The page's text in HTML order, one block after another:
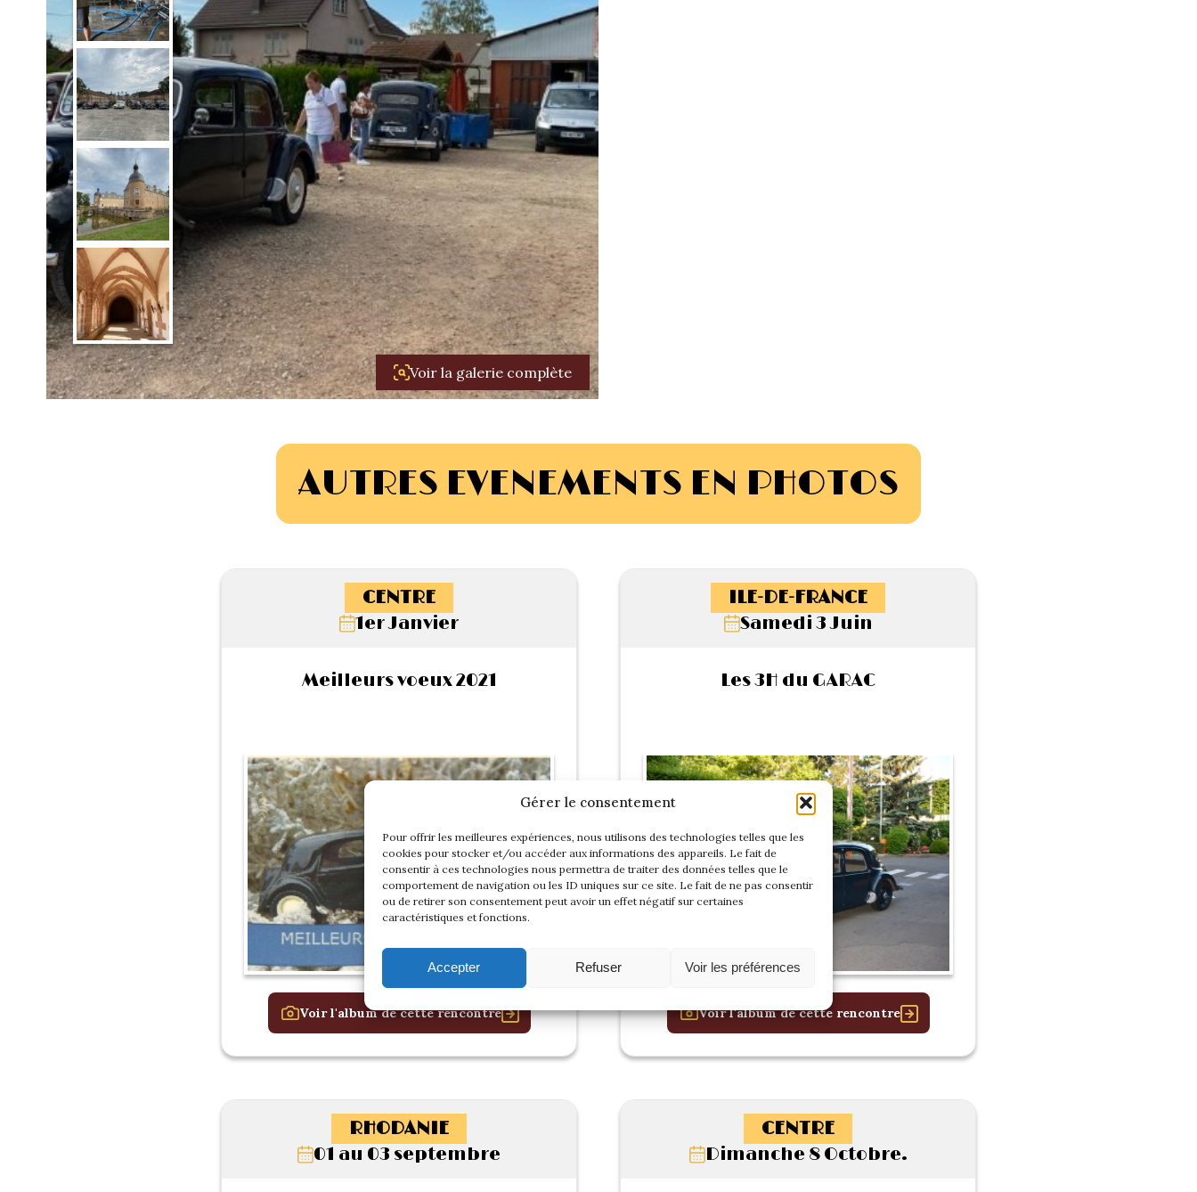
Gérer le consentement
Pour offrir les meilleures expériences, nous utilisons des technologies telles que les
cookies pour stocker et/ou accéder aux informations des appareils. Le fait de
consentir à ces technologies nous permettra de traiter des données telles que le
comportement de navigation ou les ID uniques sur ce site. Le fait de ne pas consentir
ou de retirer son consentement peut avoir un effet négatif sur certaines
caractéristiques et fonctions.
Accepter Refuser Voir les préférences
Voir la galerie complète
AUTRES EVENEMENTS EN PHOTOS
CENTRE
1er Janvier
Meilleurs voeux 2021
Voir l'album de cette rencontre
ILE-DE-FRANCE
Samedi 3 Juin
Les 3H du GARAC
Voir l'album de cette rencontre
RHODANIE
01 au 03 septembre
CENTRE
Dimanche 8 Octobre.